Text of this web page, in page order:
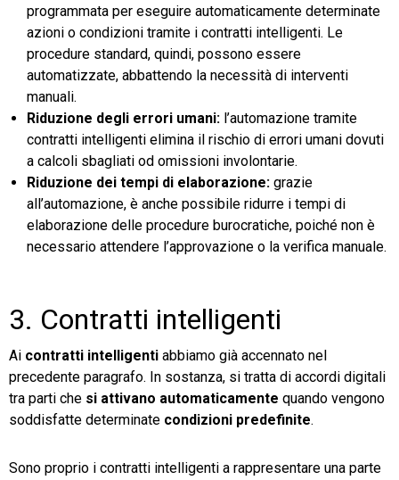
programmata per eseguire automaticamente determinate
azioni o condizioni tramite i contratti intelligenti. Le
procedure standard, quindi, possono essere
automatizzate, abbattendo la necessità di interventi
manuali.
Riduzione degli errori umani: l’automazione tramite
contratti intelligenti elimina il rischio di errori umani dovuti
a calcoli sbagliati od omissioni involontarie.
Riduzione dei tempi di elaborazione: grazie
all’automazione, è anche possibile ridurre i tempi di
elaborazione delle procedure burocratiche, poiché non è
necessario attendere l’approvazione o la verifica manuale.
3. Contratti intelligenti
Ai contratti intelligenti abbiamo già accennato nel
precedente paragrafo. In sostanza, si tratta di accordi digitali
tra parti che si attivano automaticamente quando vengono
soddisfatte determinate condizioni predefinite.
Sono proprio i contratti intelligenti a rappresentare una parte